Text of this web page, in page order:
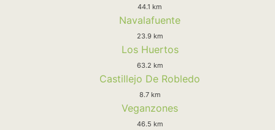
44.1 km
Navalafuente
23.9 km
Los Huertos
63.2 km
Castillejo De Robledo
8.7 km
Veganzones
46.5 km